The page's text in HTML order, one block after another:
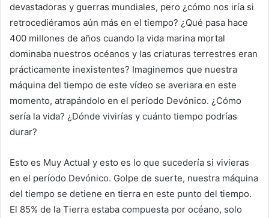
devastadoras y guerras mundiales, pero ¿cómo nos iría si
retrocediéramos aún más en el tiempo? ¿Qué pasa hace
400 millones de años cuando la vida marina mortal
dominaba nuestros océanos y las criaturas terrestres eran
prácticamente inexistentes? Imaginemos que nuestra
máquina del tiempo de este vídeo se averiara en este
momento, atrapándolo en el período Devónico. ¿Cómo
sería la vida? ¿Dónde vivirías y cuánto tiempo podrías
durar?
Esto es Muy Actual y esto es lo que sucedería si vivieras
en el período Devónico. Golpe de suerte, nuestra máquina
del tiempo se detiene en tierra en este punto del tiempo.
El 85% de la Tierra estaba compuesta por océano, solo